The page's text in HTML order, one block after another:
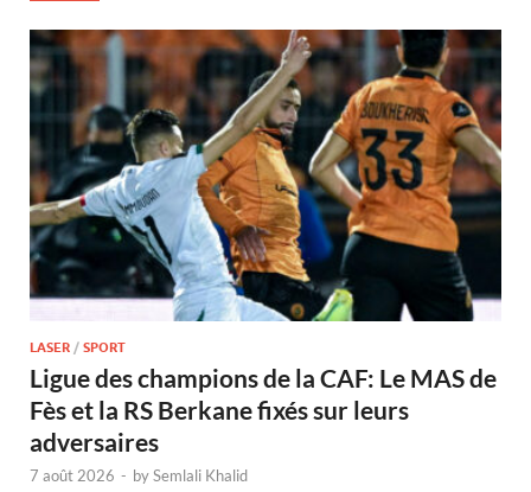
LASER / SPORT
Ligue des champions de la CAF: Le MAS de
Fès et la RS Berkane fixés sur leurs
adversaires
7 août 2026 - bySemlali Khalid